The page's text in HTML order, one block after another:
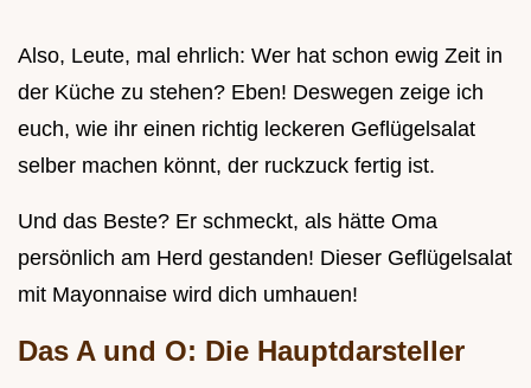
Also, Leute, mal ehrlich: Wer hat schon ewig Zeit in
der Küche zu stehen? Eben! Deswegen zeige ich
euch, wie ihr einen richtig leckeren Geflügelsalat
selber machen könnt, der ruckzuck fertig ist.
Und das Beste? Er schmeckt, als hätte Oma
persönlich am Herd gestanden! Dieser Geflügelsalat
mit Mayonnaise wird dich umhauen!
Das A und O: Die Hauptdarsteller